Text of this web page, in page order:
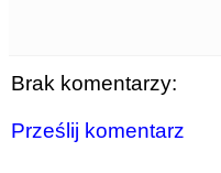
Brak komentarzy:
Prześlij komentarz